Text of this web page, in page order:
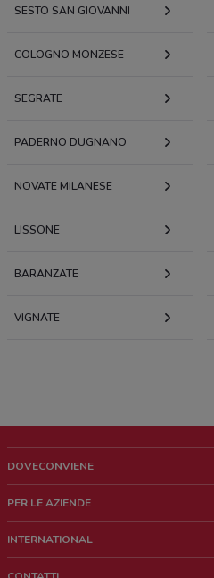
SESTO SAN GIOVANNI
COLOGNO MONZESE
SEGRATE
PADERNO DUGNANO
NOVATE MILANESE
LISSONE
BARANZATE
VIGNATE
DOVECONVIENE
Chi siamo
PER LE AZIENDE
Richieste commerciali e marketing
INTERNATIONAL